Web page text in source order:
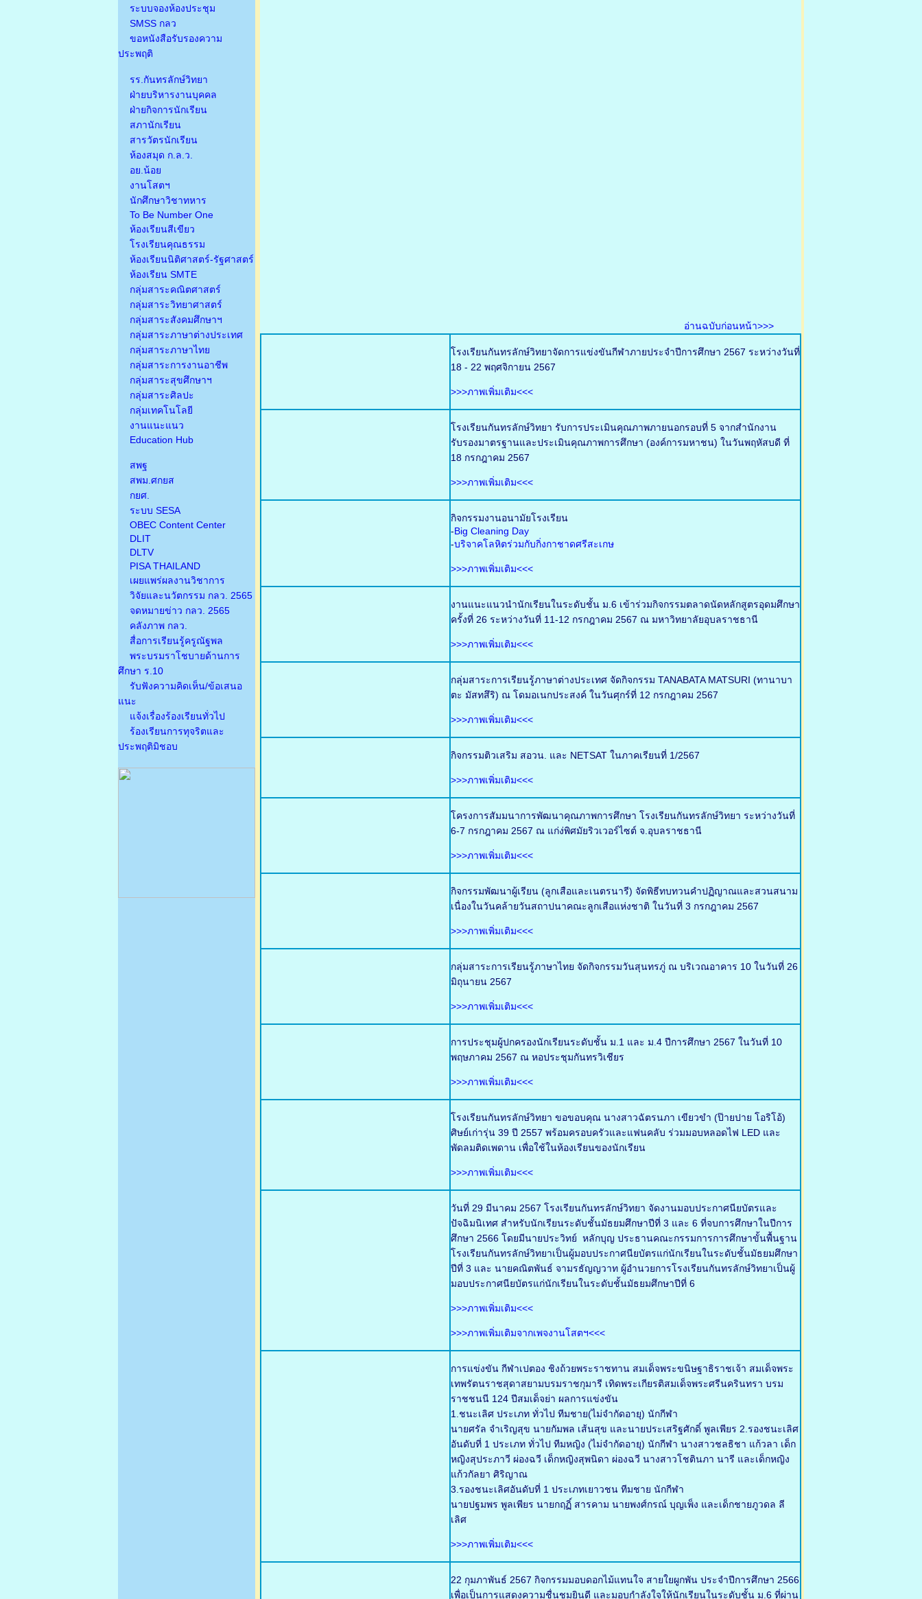
ระบบจองห้องประชุม
SMSS กลว
ขอหนังสือรับรองความ
ประพฤติ
รร.กันทรลักษ์วิทยา
ฝ่ายบริหารงานบุคคล
ฝ่ายกิจการนักเรียน
สภานักเรียน
สารวัตรนักเรียน
ห้องสมุด ก.ล.ว.
อย.น้อย
งานโสตฯ
นักศึกษาวิชาทหาร
To Be Number One
ห้องเรียนสีเขียว
โรงเรียนคุณธรรม
ห้องเรียนนิติศาสตร์-รัฐศาสตร์
ห้องเรียน SMTE
กลุ่มสาระคณิตศาสตร์
กลุ่มสาระวิทยาศาสตร์
กลุ่มสาระสังคมศึกษาฯ
กลุ่มสาระภาษาต่างประเทศ
กลุ่มสาระภาษาไทย
กลุ่มสาระการงานอาชีพ
กลุ่มสาระสุขศึกษาฯ
กลุ่มสาระศิลปะ
กลุ่มเทคโนโลยี
งานแนะแนว
Education Hub
สพฐ
สพม.ศกยส
กยศ.
ระบบ SESA
OBEC Content Center
DLIT
DLTV
PISA THAILAND
เผยแพร่ผลงานวิชาการ
วิจัยและนวัตกรรม กลว. 2565
จดหมายข่าว กลว. 2565
คลังภาพ กลว.
สื่อการเรียนรู้ครูณัฐพล
พระบรมราโชบายด้านการ
ศึกษา ร.10
รับฟังความคิดเห็น/ข้อเสนอ
แนะ
แจ้งเรื่องร้องเรียนทั่วไป
ร้องเรียนการทุจริตและ
ประพฤติมิชอบ
อ่านฉบับก่อนหน้า>>>
โรงเรียนกันทรลักษ์วิทยาจัดการแข่งขันกีฬาภายประจำปีการศึกษา 2567 ระหว่างวันที่
18 - 22 พฤศจิกายน 2567
>>>ภาพเพิ่มเติม<<<
โรงเรียนกันทรลักษ์วิทยา รับการประเมินคุณภาพภายนอกรอบที่ 5 จากสำนักงาน
รับรองมาตรฐานและประเมินคุณภาพการศึกษา (องค์การมหาชน) ในวันพฤหัสบดี ที่
18 กรกฎาคม 2567
>>>ภาพเพิ่มเติม<<<
กิจกรรมงานอนามัยโรงเรียน
-Big Cleaning Day
-บริจาคโลหิตร่วมกับกิ่งกาชาดศรีสะเกษ
>>>ภาพเพิ่มเติม<<<
งานแนะแนวนำนักเรียนในระดับชั้น ม.6 เข้าร่วมกิจกรรมตลาดนัดหลักสูตรอุดมศึกษา
ครั้งที่ 26 ระหว่างวันที่ 11-12 กรกฎาคม 2567 ณ มหาวิทยาลัยอุบลราชธานี
>>>ภาพเพิ่มเติม<<<
กลุ่มสาระการเรียนรู้ภาษาต่างประเทศ จัดกิจกรรม TANABATA MATSURI (ทานาบา
ตะ มัสทสึริ) ณ โดมอเนกประสงค์ ในวันศุกร์ที่ 12 กรกฎาคม 2567
>>>ภาพเพิ่มเติม<<<
กิจกรรมติวเสริม สอวน. และ NETSAT ในภาคเรียนที่ 1/2567
>>>ภาพเพิ่มเติม<<<
โครงการสัมมนาการพัฒนาคุณภาพการศึกษา โรงเรียนกันทรลักษ์วิทยา ระหว่างวันที่
6-7 กรกฎาคม 2567 ณ แก่ง่พิศมัยริวเวอร์ไซต์ จ.อุบลราชธานี
>>>ภาพเพิ่มเติม<<<
กิจกรรมพัฒนาผู้เรียน (ลูกเสือและเนตรนารี) จัดพิธีทบทวนคำปฏิญาณและสวนสนาม
เนื่องในวันคล้ายวันสถาปนาคณะลูกเสือแห่งชาติ ในวันที่ 3 กรกฎาคม 2567
>>>ภาพเพิ่มเติม<<<
กลุ่มสาระการเรียนรู้ภาษาไทย จัดกิจกรรมวันสุนทรภู่ ณ บริเวณอาคาร 10 ในวันที่ 26
มิถุนายน 2567
>>>ภาพเพิ่มเติม<<<
การประชุมผู้ปกครองนักเรียนระดับชั้น ม.1 และ ม.4 ปีการศึกษา 2567 ในวันที่ 10
พฤษภาคม 2567 ณ หอประชุมกันทรวิเชียร
>>>ภาพเพิ่มเติม<<<
โรงเรียนกันทรลักษ์วิทยา ขอขอบคุณ นางสาวฉัตรนภา เขียวขำ (ป๊ายปาย โอริโอ้)
ศิษย์เก่ารุ่น 39 ปี 2557 พร้อมครอบครัวและแฟนคลับ ร่วมมอบหลอดไฟ LED และ
พัดลมติดเพดาน เพื่อใช้ในห้องเรียนของนักเรียน
>>>ภาพเพิ่มเติม<<<
วันที่ 29 มีนาคม 2567 โรงเรียนกันทรลักษ์วิทยา จัดงานมอบประกาศนียบัตรและ
ปัจฉิมนิเทศ สำหรับนักเรียนระดับชั้นมัธยมศึกษาปีที่ 3 และ 6 ที่จบการศึกษาในปีการ
ศึกษา 2566 โดยมีนายประวิทย์ หลักบุญ ประธานคณะกรรมการการศึกษาขั้นพื้นฐาน
โรงเรียนกันทรลักษ์วิทยาเป็นผู้มอบประกาศนียบัตรแก่นักเรียนในระดับชั้นมัธยมศึกษา
ปีที่ 3 และ นายคณิตพันธ์ จามรธัญญวาท ผู้อำนวยการโรงเรียนกันทรลักษ์วิทยาเป็นผู้
มอบประกาศนียบัตรแก่นักเรียนในระดับชั้นมัธยมศึกษาปีที่ 6
>>>ภาพเพิ่มเติม<<<
>>>ภาพเพิ่มเติมจากเพจงานโสตฯ<<<
การแข่งขัน กีฬาเปตอง ชิงถ้วยพระราชทาน สมเด็จพระขนิษฐาธิราชเจ้า สมเด็จพระ
เทพรัตนราชสุดาสยามบรมราชกุมารี เทิดพระเกียรติสมเด็จพระศรีนครินทรา บรม
ราชชนนี 124 ปีสมเด็จย่า ผลการแข่งขัน
1.ชนะเลิศ ประเภท ทั่วไป ทีมชาย(ไม่จำกัดอายุ) นักกีฬา
นายศรัล จำเริญสุข นายกัมพล เส้นสุข และนายประเสริฐศักดิ์ พูลเพียร 2.รองชนะเลิศ
อันดับที่ 1 ประเภท ทั่วไป ทีมหญิง (ไม่จำกัดอายุ) นักกีฬา นางสาวชลธิชา แก้วลา เด็ก
หญิงสุประภาวี ผ่องฉวี เด็กหญิงสุพนิดา ผ่องฉวี นางสาวโชตินภา นารี และเด็กหญิง
แก้วกัลยา ศิริญาณ
3.รองชนะเลิศอันดับที่ 1 ประเภทเยาวชน ทีมชาย นักกีฬา
นายปฐมพร พูลเพียร นายกฤฏิ์ สารคาม นายพงศ์กรณ์ บุญเพ็ง และเด็กชายภูวดล ลี
เลิศ
>>>ภาพเพิ่มเติม<<<
22 กุมภาพันธ์ 2567 กิจกรรมมอบดอกไม้แทนใจ สายใยผูกพัน ประจำปีการศึกษา 2566
เพื่อเป็นการแสดงความชื่นชมยินดี และมอบกำลังใจให้นักเรียนในระดับชั้น ม.6 ที่ผ่าน